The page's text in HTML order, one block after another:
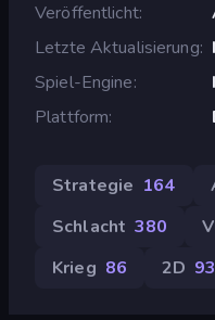
Veröffentlicht
Letzte Aktualisierung
Spiel-Engine
Plattform
Strategie 164
Schlacht 380
Krieg 86 2D